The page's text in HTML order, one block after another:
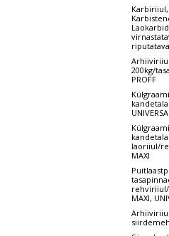
Karbiriiul,
Laokarbid
200kg/
PROFF
laoriiul/
MAXI
MAXI,